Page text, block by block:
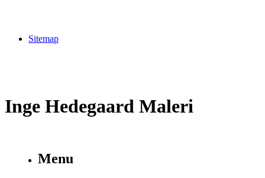
Sitemap
Inge Hedegaard Maleri
Menu